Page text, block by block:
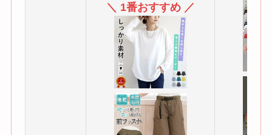
＼ 1番おすすめ ／